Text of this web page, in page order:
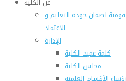
لضمان جودة التعليم و
الاعتماد
الإدارة
كلمة عميد الكلية
مجلس الكلية